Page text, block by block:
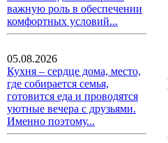
важную роль в обеспечении
комфортных условий...
05.08.2026
Кухня – сердце дома, место,
где собирается семья,
готовится еда и проводятся
уютные вечера с друзьями.
Именно поэтому...